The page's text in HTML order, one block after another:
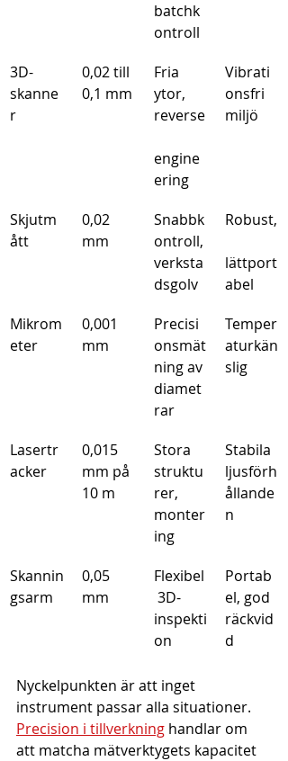
batchk
ontroll
3D-
skanne
r
0,02 till
0,1 mm
Fria
ytor,
reverse
engine
ering
Vibrati
onsfri
miljö
Skjutm
ått
0,02
mm
Snabbk
ontroll,
verksta
dsgolv
Robust,
lättport
abel
Mikrom
eter
0,001
mm
Precisi
onsmät
ning av
diamet
rar
Temper
aturkän
slig
Lasertr
acker
0,015
mm på
10 m
Stora
struktu
rer,
monter
ing
Stabila
ljusförh
ållande
n
Skannin
gsarm
0,05
mm
Flexibel
3D-
inspekti
on
Portab
el, god
räckvid
d
Nyckelpunkten är att inget
instrument passar alla situationer.
Precision i tillverkning handlar om
att matcha mätverktygets kapacitet